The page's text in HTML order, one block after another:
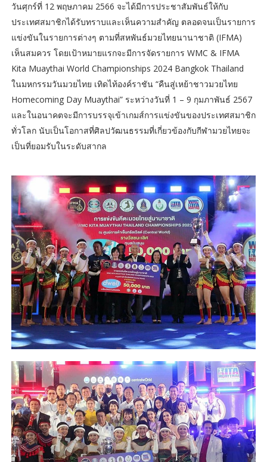
วันศุกร์ที่ 12 พฤษภาคม 2566 จะได้มีการประชาสัมพันธ์ให้กับ
ประเทศสมาชิกได้รับทราบและเห็นความสำคัญ ตลอดจนเป็นรายการ
แข่งขันในรายการต่างๆ ตามที่สหพันธ์มวยไทยนานาชาติ (IFMA)
เห็นสมควร โดยเป้าหมายแรกจะมีการจัดรายการ WMC & IFMA
Kita Muaythai World Championships 2024 Bangkok Thailand
ในมหกรรมวันมวยไทย เทิดไท้องค์ราชัน “คืนสู่เหย้าชาวมวยไทย
Homecoming Day Muaythai” ระหว่างวันที่ 1 – 9 กุมภาพันธ์ 2567
และในอนาคตจะมีการบรรจุเข้าเกมส์การแข่งขันของประเทศสมาชิก
ทั่วโลก นับเป็นโอกาสที่ศิลปวัฒนธรรมที่เกี่ยวข้องกับกีฬามวยไทยจะ
เป็นที่ยอมรับในระดับสากล